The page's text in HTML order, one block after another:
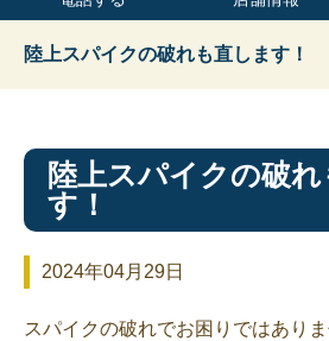
陸上スパイクの破れも直します！
陸上スパイクの破れ
す！
2024年04月29日
スパイクの破れでお困りではあり